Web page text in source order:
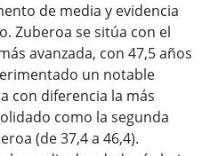
de media y evidencia
Zuberoa se sitúa con el
avanzada, con 47,5 años
un notable
con diferencia la más
como la segunda
(de 37,4 a 46,4).